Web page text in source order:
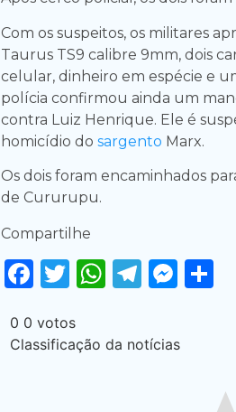
Com os suspeitos, os militares
Taurus TS9 calibre 9mm, dois
celular, dinheiro em espécie e
polícia confirmou ainda um
contra Luiz Henrique. Ele é
homicídio do sargento Marx.
Os dois foram encaminhados
de Cururupu.
Compartilhe
Facebook
Twitter
0 0 votos
Classificação da notícias